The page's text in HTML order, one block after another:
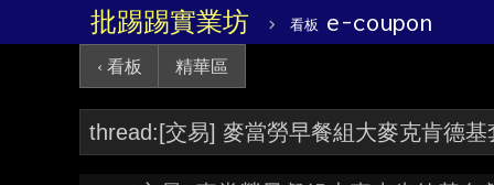
批踢踢實業坊 › 看板 e-coupon
‹ 看板 精華區